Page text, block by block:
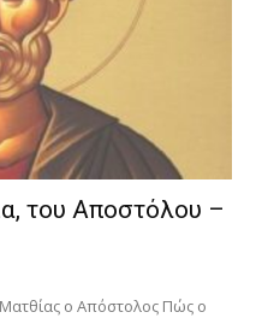
του Αποστόλου –
ο Απόστολος Πώς ο